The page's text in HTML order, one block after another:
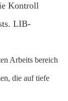
Kontroll
LIB-
Arbeits bereich
die auf tiefe